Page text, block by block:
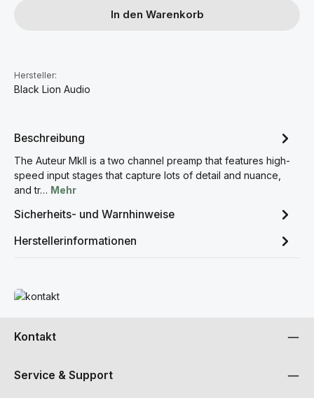
In den Warenkorb
Hersteller:
Black Lion Audio
Beschreibung
The Auteur MkII is a two channel preamp that features high-
speed input stages that capture lots of detail and nuance,
and tr… Mehr
Sicherheits- und Warnhinweise
Herstellerinformationen
Mehr erfahren
Kontakt
Service & Support